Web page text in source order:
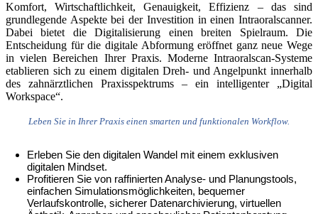
Komfort, Wirtschaftlichkeit, Genauigkeit, Effizienz – das sind
grundlegende Aspekte bei der Investition in einen Intraoralscanner.
Dabei bietet die Digitalisierung einen breiten Spielraum. Die
Entscheidung für die digitale Abformung eröffnet ganz neue Wege
in vielen Bereichen Ihrer Praxis. Moderne Intraoralscan-Systeme
etablieren sich zu einem digitalen Dreh- und Angelpunkt innerhalb
des zahnärztlichen Praxisspektrums – ein intelligenter „Digital
Workspace“.
Leben Sie in Ihrer Praxis einen smarten und funktionalen Workflow.
Erleben Sie den digitalen Wandel mit einem exklusiven
digitalen Mindset.
Profitieren Sie von raffinierten Analyse- und Planungstools,
einfachen Simulationsmöglichkeiten, bequemer
Verlaufskontrolle, sicherer Datenarchivierung, virtuellen